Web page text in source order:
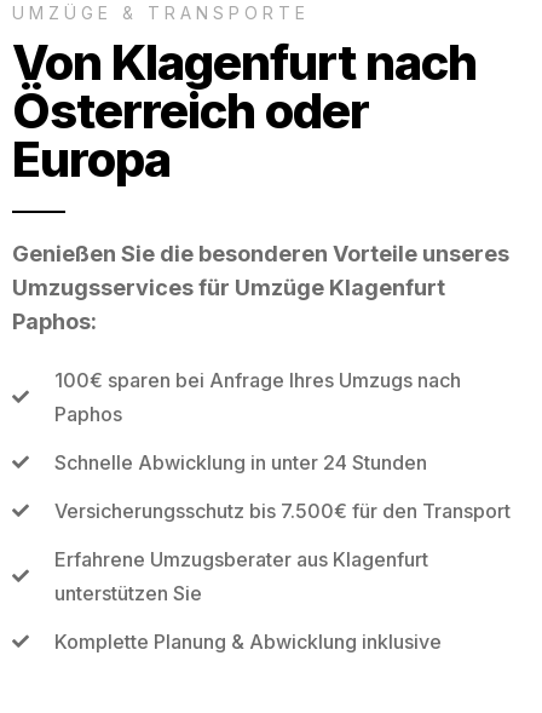
UMZÜGE & TRANSPORTE
Von Klagenfurt nach
Österreich oder
Europa
Genießen Sie die besonderen Vorteile unseres
Umzugsservices für Umzüge Klagenfurt
Paphos:
100€ sparen bei Anfrage Ihres Umzugs nach
Paphos
Schnelle Abwicklung in unter 24 Stunden
Versicherungsschutz bis 7.500€ für den Transport
Erfahrene Umzugsberater aus Klagenfurt
unterstützen Sie
Komplette Planung & Abwicklung inklusive